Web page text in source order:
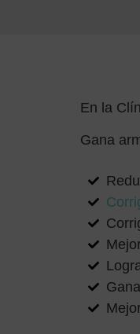
En la
Gana